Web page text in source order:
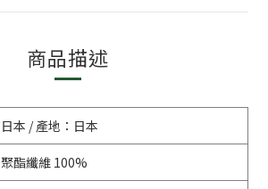
商品描述
日本 / 產地：日本
聚酯纖維 100%